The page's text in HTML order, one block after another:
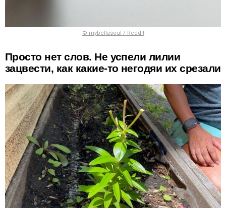
© mybellasoul / Reddit
Просто нет слов. Не успели лилии
зацвести, как какие-то негодяи их срезали